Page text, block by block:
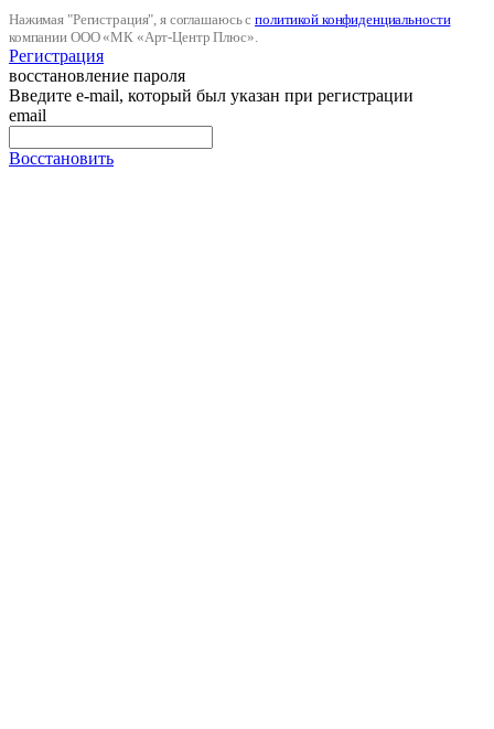
Нажимая "Регистрация", я соглашаюсь сполитикой конфиденциальности
компании ООО «МК «Арт-Центр Плюс».
Регистрация
восстановление пароля
Введите e-mail, который был указан при регистрации
email
Восстановить